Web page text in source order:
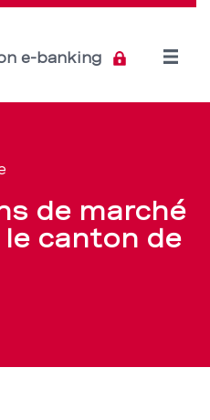
e-banking
Open
de marché
canton de